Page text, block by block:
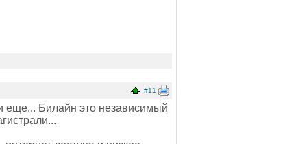
#11
еще... Билайн это независимый